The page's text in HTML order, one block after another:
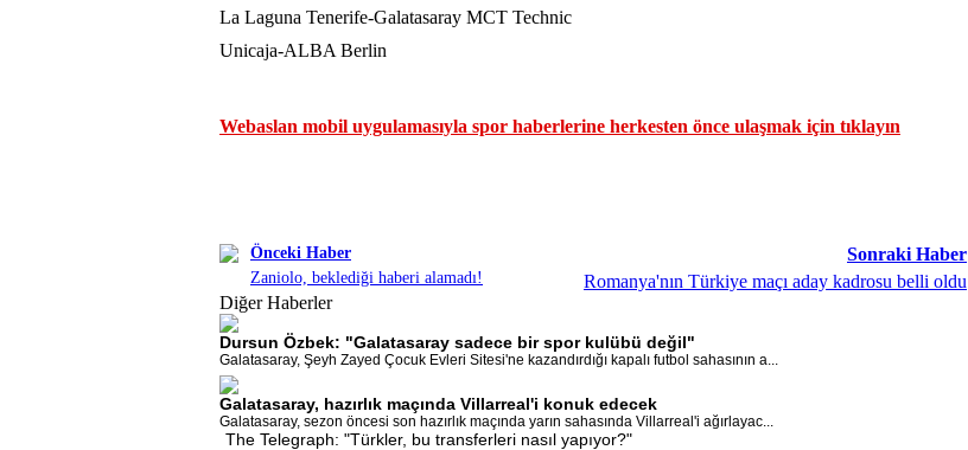
La Laguna Tenerife-Galatasaray MCT Technic
Unicaja-ALBA Berlin
Webaslan mobil uygulamasıyla spor haberlerine herkesten önce ulaşmak için tıklayın
Önceki Haber
Zaniolo, beklediği haberi alamadı!
Sonraki Haber
Romanya'nın Türkiye maçı aday kadrosu belli oldu
Diğer Haberler
Dursun Özbek: "Galatasaray sadece bir spor kulübü değil"
Galatasaray, Şeyh Zayed Çocuk Evleri Sitesi'ne kazandırdığı kapalı futbol sahasının a...
Galatasaray, hazırlık maçında Villarreal'i konuk edecek
Galatasaray, sezon öncesi son hazırlık maçında yarın sahasında Villarreal'i ağırlayac...
The Telegraph: "Türkler, bu transferleri nasıl yapıyor?"